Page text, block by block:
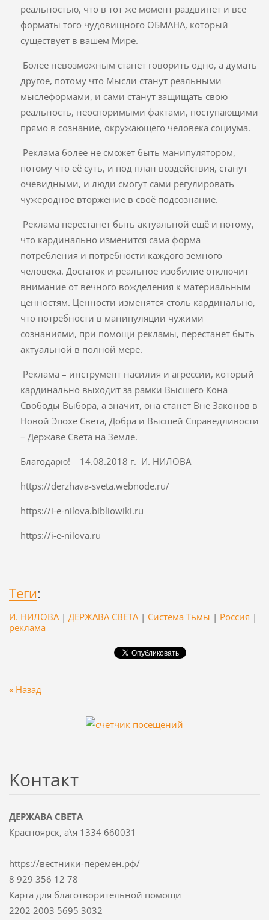
реальностью, что в тот же момент раздвинет и все
форматы того чудовищного ОБМАНА, который
существует в вашем Мире.
Более невозможным станет говорить одно, а думать
другое, потому что Мысли станут реальными
мыслеформами, и сами станут защищать свою
реальность, неоспоримыми фактами, поступающими
прямо в сознание, окружающего человека социума.
Реклама более не сможет быть манипулятором,
потому что её суть, и под план воздействия, станут
очевидными, и люди смогут сами регулировать
чужеродное вторжение в своё подсознание.
Реклама перестанет быть актуальной ещё и потому,
что кардинально изменится сама форма
потребления и потребности каждого земного
человека. Достаток и реальное изобилие отключит
внимание от вечного вожделения к материальным
ценностям. Ценности изменятся столь кардинально,
что потребности в манипуляции чужими
сознаниями, при помощи рекламы, перестанет быть
актуальной в полной мере.
Реклама – инструмент насилия и агрессии, который
кардинально выходит за рамки Высшего Кона
Свободы Выбора, а значит, она станет Вне Законов в
Новой Эпохе Света, Добра и Высшей Справедливости
– Державе Света на Земле.
Благодарю! 14.08.2018 г. И. НИЛОВА
https://derzhava-sveta.webnode.ru/
https://i-e-nilova.bibliowiki.ru
https://i-e-nilova.ru
Теги:
И. НИЛОВА | ДЕРЖАВА СВЕТА | Система Тьмы | Россия |
реклама
« Назад
Koнтакт
ДЕРЖАВА СВЕТА
Красноярск, а\я 1334 660031
https://вестники-перемен.рф/
8 929 356 12 78
Карта для благотворительной помощи
2202 2003 5695 3032